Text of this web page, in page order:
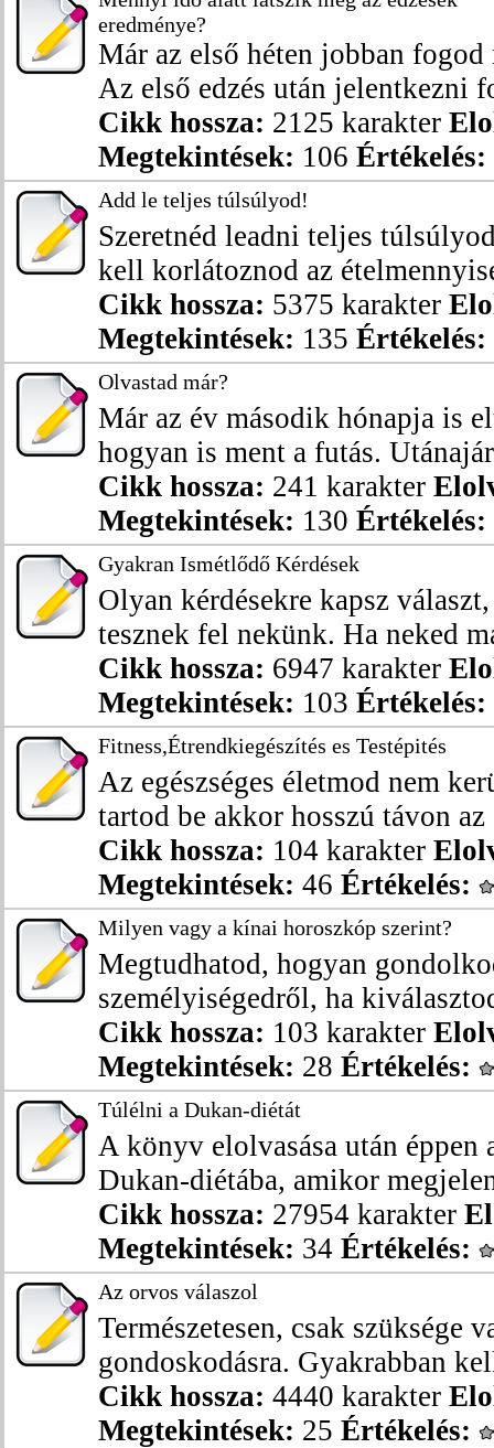
eredménye?
Már az első héten jobban fogod
Az első edzés után jelentkezni
Cikk hossza: 2125 karakter
Megtekintések: 106 Értékelés:
Add le teljes túlsúlyod!
Szeretnéd leadni teljes
kell korlátoznod az
Cikk hossza: 5375 karakter
Megtekintések: 135 Értékelés:
Olvastad már?
Már az év második hónapja is
hogyan is ment a futás.
Cikk hossza: 241 karakter
Megtekintések: 130 Értékelés:
Gyakran Ismétlődő Kérdések
Olyan kérdésekre kapsz
tesznek fel nekünk. Ha neked
Cikk hossza: 6947 karakter
Megtekintések: 103 Értékelés:
Fitness,Étrendkiegészítés es Testépités
Az egészséges életmod nem
tartod be akkor hosszú távon
Cikk hossza: 104 karakter
Megtekintések: 46 Értékelés:
Milyen vagy a kínai horoszkóp szerint?
Megtudhatod, hogyan
személyiségedről, ha
Cikk hossza: 103 karakter
Megtekintések: 28 Értékelés:
Túlélni a Dukan-diétát
A könyv elolvasása után éppen
Dukan-diétába, amikor
Cikk hossza: 27954 karakter
Megtekintések: 34 Értékelés:
Az orvos válaszol
Természetesen, csak szüksége
gondoskodásra. Gyakrabban
Cikk hossza: 4440 karakter
Megtekintések: 25 Értékelés: